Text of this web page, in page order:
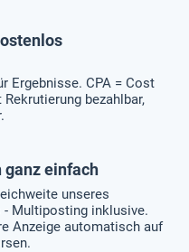
Ergebnisse. CPA = Cost
bezahlbar,
einfach
unseres
Multiposting inklusive.
Anzeige automatisch auf